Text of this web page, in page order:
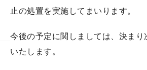
止の処置を実施してまいります。
今後の予定に関しましては、決ま
いたします。